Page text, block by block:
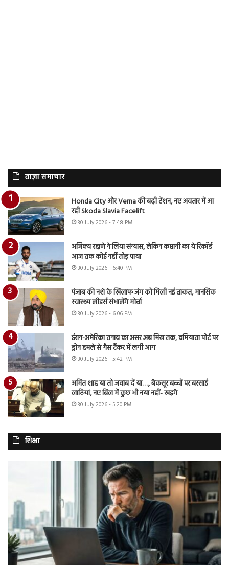
ताज़ा समाचार
Honda City और Verna की बढ़ी टेंशन, नए अवतार में आ
रही Skoda Slavia Facelift
30 July 2026 - 7:48 PM
अजिंक्य रहाणे ने लिया संन्यास, लेकिन कप्तानी का ये रिकॉर्ड
आज तक कोई नहीं तोड़ पाया
30 July 2026 - 6:40 PM
पंजाब की नशे के खिलाफ जंग को मिली नई ताकत, मानसिक
स्वास्थ्य लीडर्स संभालेंगे मोर्चा
30 July 2026 - 6:06 PM
ईरान-अमेरिका तनाव का असर अब मिस्र तक, दमियाता पोर्ट पर
ड्रोन हमले से गैस टैंकर में लगी आग
30 July 2026 - 5:42 PM
अमित शाह या तो जवाब दें या…., बेकसूर बच्चों पर बरसाई
लाठियां, नए बिल में कुछ भी नया नहीं- खड़गे
30 July 2026 - 5:20 PM
शिक्षा